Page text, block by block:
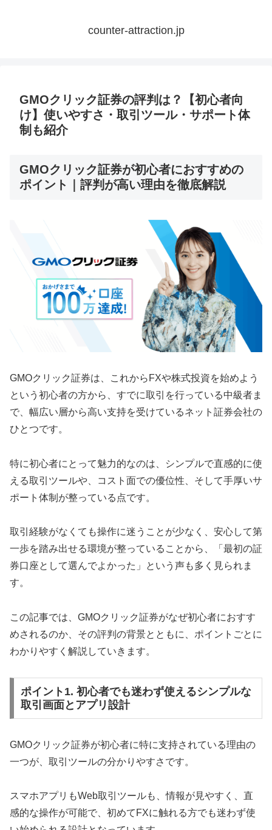
counter-attraction.jp
GMOクリック証券の評判は？【初心者向
け】使いやすさ・取引ツール・サポート体
制も紹介
GMOクリック証券が初心者におすすめの
ポイント｜評判が高い理由を徹底解説
GMOクリック証券は、これからFXや株式投資を始めよう
という初心者の方から、すでに取引を行っている中級者ま
で、幅広い層から高い支持を受けているネット証券会社の
ひとつです。
特に初心者にとって魅力的なのは、シンプルで直感的に使
える取引ツールや、コスト面での優位性、そして手厚いサ
ポート体制が整っている点です。
取引経験がなくても操作に迷うことが少なく、安心して第
一歩を踏み出せる環境が整っていることから、「最初の証
券口座として選んでよかった」という声も多く見られま
す。
この記事では、GMOクリック証券がなぜ初心者におすす
めされるのか、その評判の背景とともに、ポイントごとに
わかりやすく解説していきます。
ポイント1. 初心者でも迷わず使えるシンプルな
取引画面とアプリ設計
GMOクリック証券が初心者に特に支持されている理由の
一つが、取引ツールの分かりやすさです。
スマホアプリもWeb取引ツールも、情報が見やすく、直
感的な操作が可能で、初めてFXに触れる方でも迷わず使